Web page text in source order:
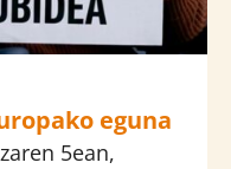
eguna
5ean,